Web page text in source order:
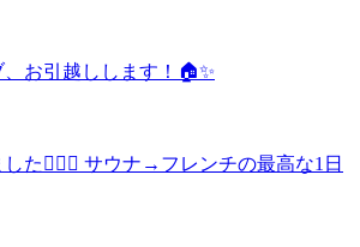
お引越しします！🏠✨
た🧖‍♀️✨ サウナ→フレンチの最高な1日